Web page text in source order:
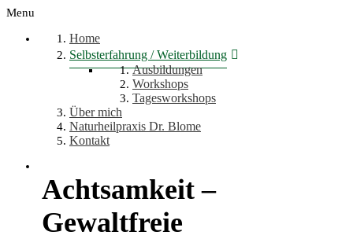
Menu
Home
Selbsterfahrung / Weiterbildung
Ausbildungen
Workshops
Tagesworkshops
Über mich
Naturheilpraxis Dr. Blome
Kontakt
Achtsamkeit –
Gewaltfreie